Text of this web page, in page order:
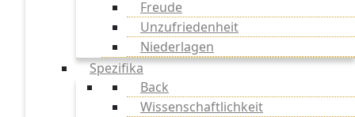
Freude
Unzufriedenheit
Niederlagen
Spezifika
Back
Wissenschaftlichkeit